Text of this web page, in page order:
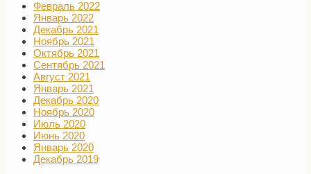
Февраль 2022
Январь 2022
Декабрь 2021
Ноябрь 2021
Октябрь 2021
Сентябрь 2021
Август 2021
Январь 2021
Декабрь 2020
Ноябрь 2020
Июль 2020
Июнь 2020
Январь 2020
Декабрь 2019